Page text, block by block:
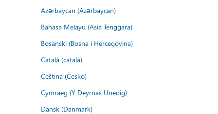
Azərbaycan (Azərbaycan)
Bahasa Melayu (Asia Tenggara)
Bosanski (Bosna i Hercegovina)
Català (català)
Čeština (Česko)
Cymraeg (Y Deyrnas Unedig)
Dansk (Danmark)